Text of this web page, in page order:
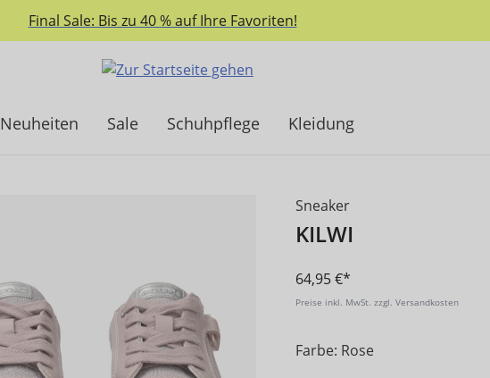
Final Sale: Bis zu 40 % auf Ihre Favoriten!
Neuheiten Sale Schuhpflege Kleidung
Sneaker
KILWI
64,95 €*
Preise inkl. MwSt. zzgl. Versandkosten
Farbe: Rose